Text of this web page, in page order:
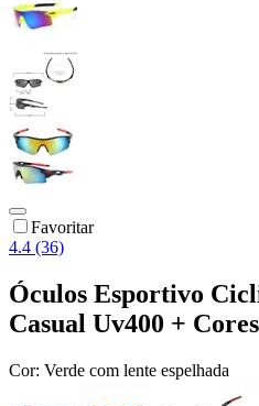
Favoritar
4.4 (36)
Óculos Esportivo
Casual Uv400 +
Cor: Verde com lente espelhada